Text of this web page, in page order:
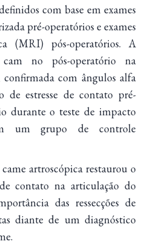
com base em exames
pré-operatórios e exames
(MRI) pós-operatórios. A
no pós-operatório na
com ângulos alfa
de estresse de contato pré-
durante o teste de impacto
um grupo de controle
artroscópica restaurou o
contato na articulação do
das ressecções de
diante de um diagnóstico